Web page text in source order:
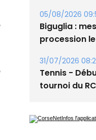
stade de San
05/08/2026
procession le
31/07/2026